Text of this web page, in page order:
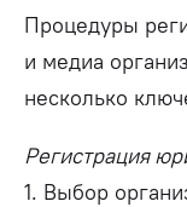
Процедуры
и медиа
несколько
Регистрация
1. Выбор